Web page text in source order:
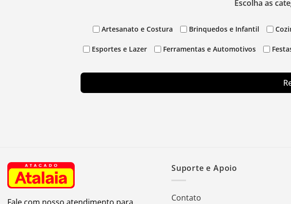
Escolha as
Artesanato e Costura Brinquedos e Infantil
Esportes e Lazer Ferramentas e Automotivos
Suporte e Apoio
Contato